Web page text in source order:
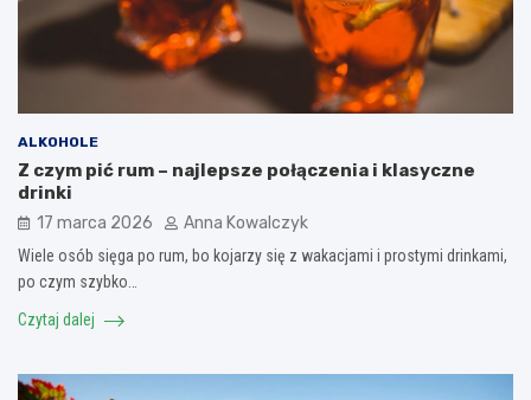
ALKOHOLE
Z czym pić rum – najlepsze połączenia i klasyczne
drinki
17 marca 2026 Anna Kowalczyk
Wiele osób sięga po rum, bo kojarzy się z wakacjami i prostymi drinkami,
po czym szybko…
Czytaj dalej